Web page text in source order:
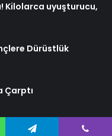
Kilolarca uyuşturucu,
Dürüstlük
Çarptı